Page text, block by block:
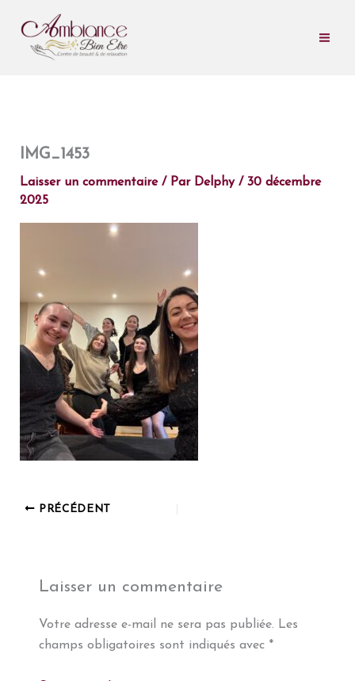
contenu
IMG_1453
Laisser un commentaire / Par Delphy / 30 décembre
2025
PRÉCÉDENT
Laisser un commentaire
Votre adresse e-mail ne sera pas publiée. Les
champs obligatoires sont indiqués avec *